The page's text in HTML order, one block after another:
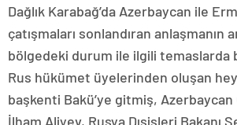
Dağlık Karabağ’da Azerbaycan ile
çatışmaları sonlandıran anlaşmanın
bölgedeki durum ile ilgili temaslarda
Rus hükümet üyelerinden oluşan
başkenti Bakü’ye gitmiş, Azerbaycan
İlham Aliyev, Rusya Dışişleri Bakanı